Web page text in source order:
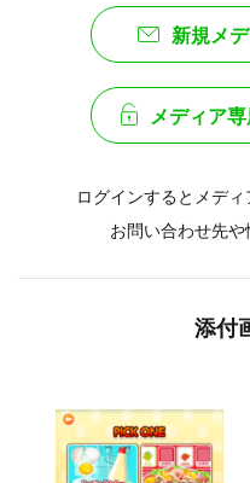
新規メ
メディア
ログインするとメデ
お問い合わせ先
添付